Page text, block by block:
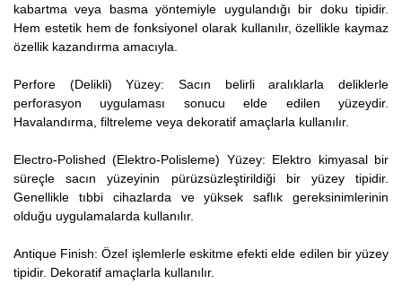
kabartma veya basma yöntemiyle uygulandığı bir doku tipidir.
Hem estetik hem de fonksiyonel olarak kullanılır, özellikle kaymaz
özellik kazandırma amacıyla.
Perfore (Delikli) Yüzey: Sacın belirli aralıklarla deliklerle
perforasyon uygulaması sonucu elde edilen yüzeydir.
Havalandırma, filtreleme veya dekoratif amaçlarla kullanılır.
Electro-Polished (Elektro-Polisleme) Yüzey: Elektro kimyasal bir
süreçle sacın yüzeyinin pürüzsüzleştirildiği bir yüzey tipidir.
Genellikle tıbbi cihazlarda ve yüksek saflık gereksinimlerinin
olduğu uygulamalarda kullanılır.
Antique Finish: Özel işlemlerle eskitme efekti elde edilen bir yüzey
tipidir. Dekoratif amaçlarla kullanılır.